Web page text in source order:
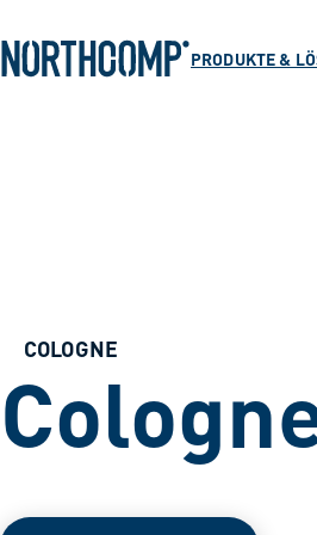
Zur Navigation springen
PRODUKTE &
COLOGNE